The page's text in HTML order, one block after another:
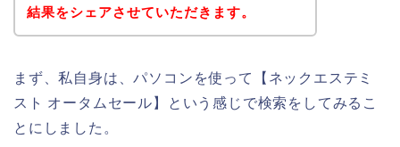
結果をシェアさせていただきます。
まず、私自身は、パソコンを使って【ネックエステミ
スト オータムセール】という感じで検索をしてみるこ
とにしました。